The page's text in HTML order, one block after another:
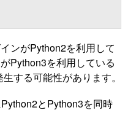
ンがPython2を利用して
Python3を利用している
生する可能性があります。
とPython3を同時